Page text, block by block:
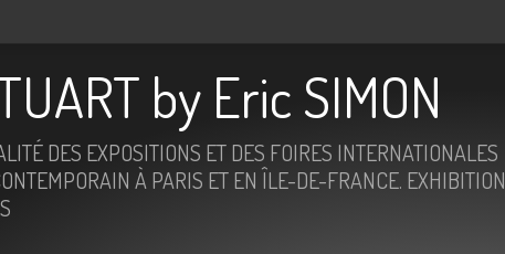
by Eric SIMON
DES EXPOSITIONS ET DES FOIRES INTERNATIONALES
À PARIS ET EN ÎLE-DE-FRANCE. EXHIBITION